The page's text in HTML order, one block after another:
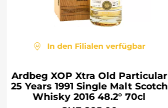
In den Filialen verfügbar
Ardbeg XOP Xtra Old Particular
25 Years 1991 Single Malt Scotch
Whisky 2016 48.2° 70cl